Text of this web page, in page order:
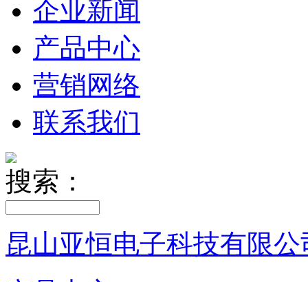
企业新闻
产品中心
营销网络
联系我们
搜索：
昆山亚恒电子科技有限